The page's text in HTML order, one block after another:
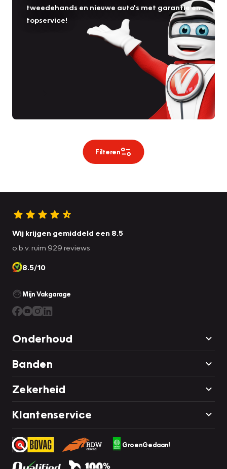
tweedehands en nieuwe auto's met garantie en
topservice!
Filteren
Wij krijgen gemiddeld een 8.5
o.b.v. ruim 929 reviews
8.5/10
Mijn Vakgarage
Onderhoud
Banden
Zekerheid
Klantenservice
GroenGedaan!